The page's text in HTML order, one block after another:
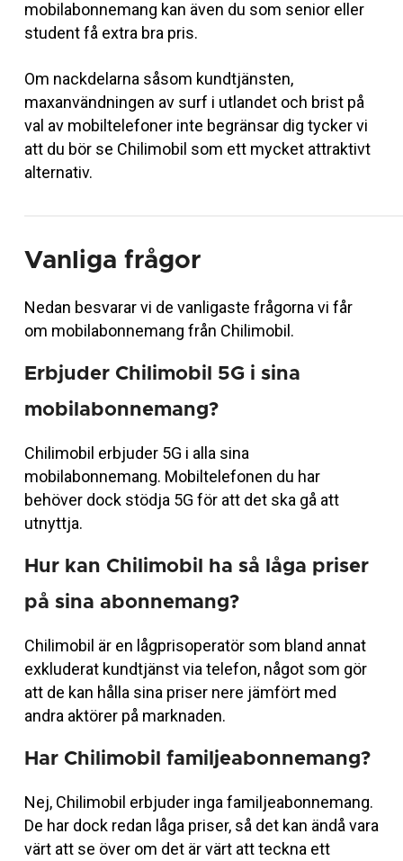
mobilabonnemang kan även du som senior eller
student få extra bra pris.
Om nackdelarna såsom kundtjänsten,
maxanvändningen av surf i utlandet och brist på
val av mobiltelefoner inte begränsar dig tycker vi
att du bör se Chilimobil som ett mycket attraktivt
alternativ.
Vanliga frågor
Nedan besvarar vi de vanligaste frågorna vi får
om mobilabonnemang från Chilimobil.
Erbjuder Chilimobil 5G i sina
mobilabonnemang?
Chilimobil erbjuder 5G i alla sina
mobilabonnemang. Mobiltelefonen du har
behöver dock stödja 5G för att det ska gå att
utnyttja.
Hur kan Chilimobil ha så låga priser
på sina abonnemang?
Chilimobil är en lågprisoperatör som bland annat
exkluderat kundtjänst via telefon, något som gör
att de kan hålla sina priser nere jämfört med
andra aktörer på marknaden.
Har Chilimobil familjeabonnemang?
Nej, Chilimobil erbjuder inga familjeabonnemang.
De har dock redan låga priser, så det kan ändå vara
värt att se över om det är värt att teckna ett